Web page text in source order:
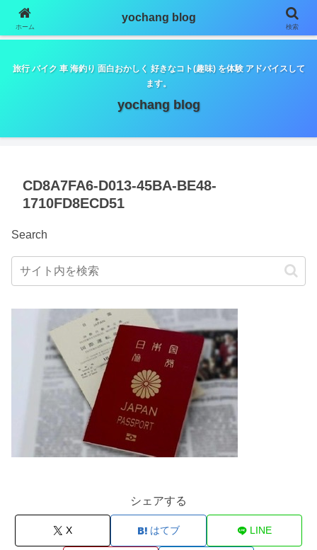
google.com, pub-5798179889932653, DIRECT,
f08c47fec0942fa0
旅行 バイク 車 海釣り 面白おかしく 好きなコト(趣味) を体験 アドバイスして
ます。
yochang blog
CD8A7FA6-D013-45BA-BE48-
1710FD8ECD51
Search
シェアする
X はてブ LINE
ホーム
yochang blog
検索